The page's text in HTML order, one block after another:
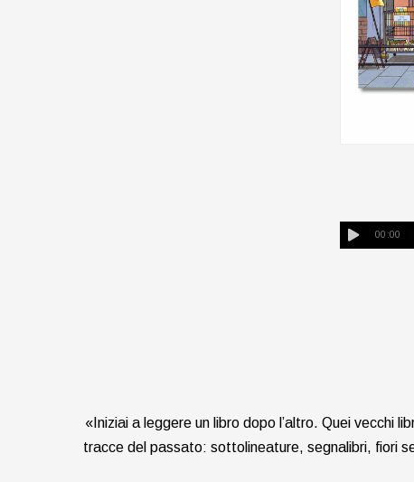
00:00
«Iniziai a leggere un libro dopo l’altro. Quei vecchi
tracce del passato: sottolineature, segnalibri, fiori